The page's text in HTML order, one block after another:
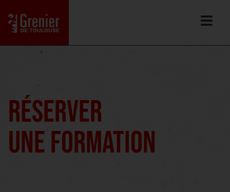
RÉSERVER
UNE FORMATION